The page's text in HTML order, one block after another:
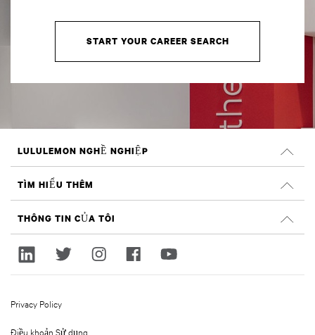
START YOUR CAREER SEARCH
LULULEMON NGHỀ NGHIỆP
Nghề nghiệp
TÌM VIỆC LÀM
TÌM HIỂU THÊM
Đánh giá trên Glassdoor
Tính bền vững và tác động xã hội
lululemon.com
THÔNG TIN CỦA TÔI
Đăng nhập
Privacy Policy
Điều khoản Sử dụng